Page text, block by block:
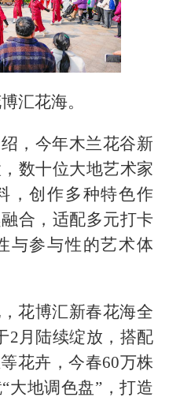
汇花海。
，今年木兰花谷新
数十位大地艺术家
，创作多种特色作
合，适配多元打卡
与参与性的艺术体
花博汇新春花海全
2月陆续绽放，搭配
花卉，今春60万株
大地调色盘”，打造